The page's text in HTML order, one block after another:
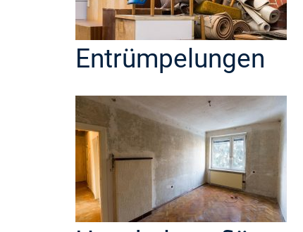
Entrümpelungen